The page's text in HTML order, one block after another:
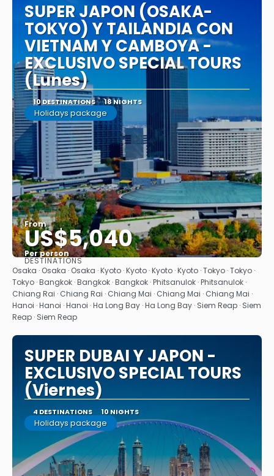
SUPER JAPON (OSAKA-
TOKYO) Y TAILANDIA CON
VIETNAM Y CAMBOYA -
EXCLUSIVO SPECIAL TOURS
(Lunes)
10 DESTINATIONS 18 NIGHTS
Holidays package
From
US$5,040
Per person
See
DESTINATIONS
Osaka · Osaka · Osaka · Kyoto · Kyoto · Kyoto · Kyoto · Tokyo · Tokyo ·
Tokyo · Bangkok · Bangkok · Bangkok · Phitsanulok · Phitsanulok ·
Chiang Rai · Chiang Rai · Chiang Mai · Chiang Mai · Chiang Mai ·
Hanoi · Hanoi · Hanoi · Ha Long Bay · Ha Long Bay · Siem Reap · Siem
Reap · Siem Reap
SUPER DUBAI Y JAPON -
EXCLUSIVO SPECIAL TOURS
(Viernes)
4 DESTINATIONS 10 NIGHTS
Holidays package